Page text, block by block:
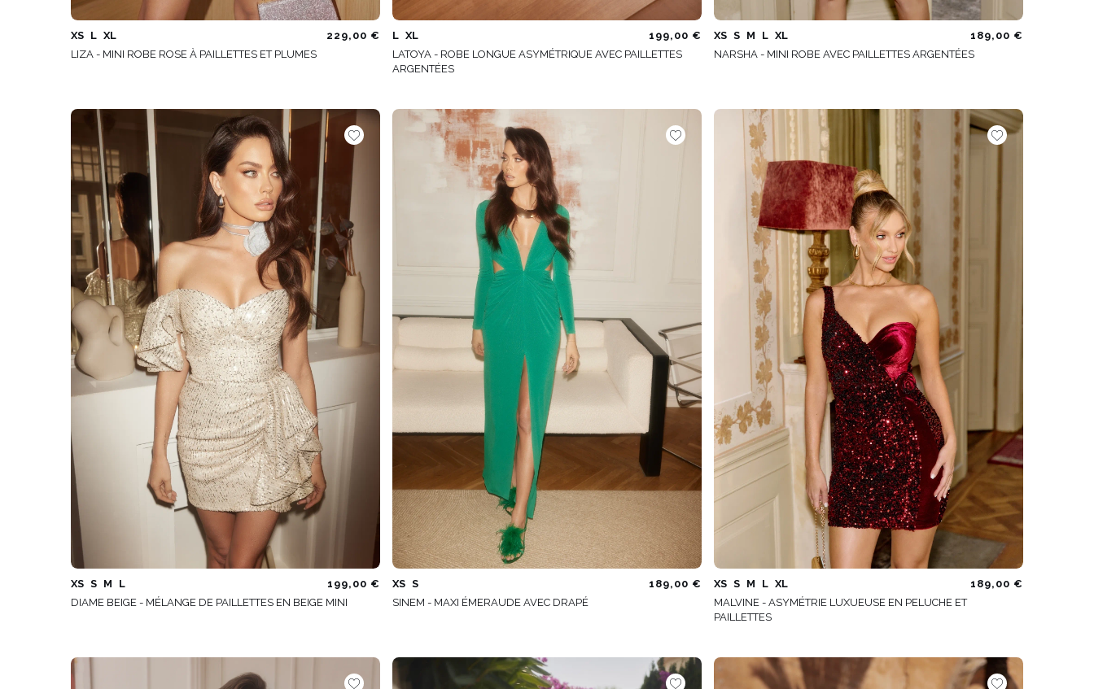
XS L XL
229,00 €
LIZA - MINI ROBE ROSE À PAILLETTES ET PLUMES
L XL
199,00 €
LATOYA - ROBE LONGUE ASYMÉTRIQUE AVEC PAILLETTES
ARGENTÉES
XS S M L XL
189,00 €
NARSHA - MINI ROBE AVEC PAILLETTES ARGENTÉES
XS S M L
199,00 €
DIAME BEIGE - MÉLANGE DE PAILLETTES EN BEIGE MINI
XS S
189,00 €
SINEM - MAXI ÉMERAUDE AVEC DRAPÉ
XS S M L XL
189,00 €
MALVINE - ASYMÉTRIE LUXUEUSE EN PELUCHE ET
PAILLETTES